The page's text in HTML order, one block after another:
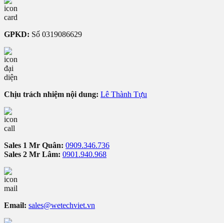
GPKD: Số 0319086629
Chịu trách nhiệm nội dung: Lê Thành Tựu
Sales 1 Mr Quân: 0909.346.736
Sales 2 Mr Lâm: 0901.940.968
Email: sales@wetechviet.vn